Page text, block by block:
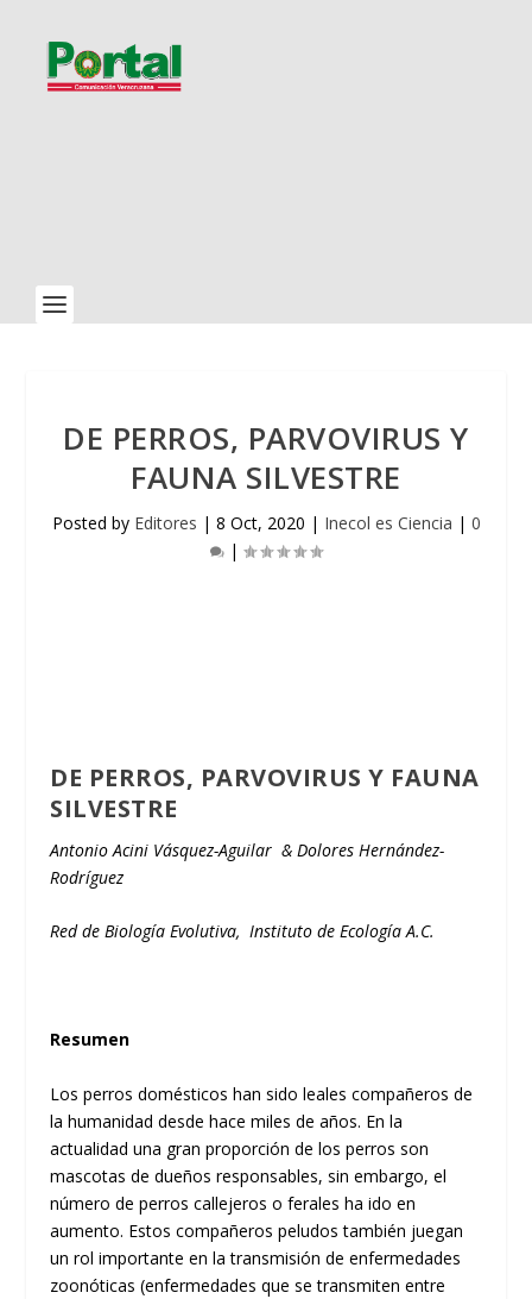
DE PERROS, PARVOVIRUS Y
FAUNA SILVESTRE
Posted by Editores | 8 Oct, 2020 | Inecol es Ciencia | 0
|
DE PERROS, PARVOVIRUS Y FAUNA
SILVESTRE
Antonio Acini Vásquez-Aguilar & Dolores Hernández-
Rodríguez
Red de Biología Evolutiva, Instituto de Ecología A.C.
Resumen
Los perros domésticos han sido leales compañeros de
la humanidad desde hace miles de años. En la
actualidad una gran proporción de los perros son
mascotas de dueños responsables, sin embargo, el
número de perros callejeros o ferales ha ido en
aumento. Estos compañeros peludos también juegan
un rol importante en la transmisión de enfermedades
zoonóticas (enfermedades que se transmiten entre